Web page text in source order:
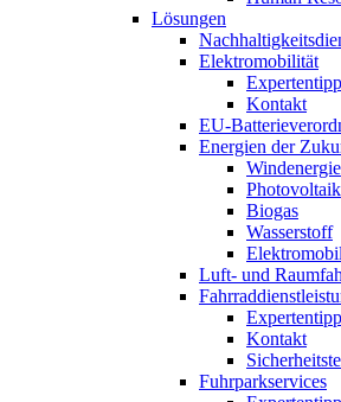
Lösungen
Elektromobilität
Kontakt
EU-
Energien der
Windenergie
Photovoltaik
Biogas
Wasserstoff
Luft- und
Kontakt
Fuhrparkservices